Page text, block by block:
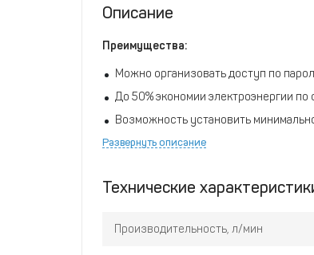
Описание
Преимущества:
Можно организовать доступ по
До 50% экономии электроэнергии
Возможность установить
Встроенная защита от увеличения
Сохраняет историю неполадок для
Встроенный таймер с возможностью
Развернуть описание
Технические
Производительность, л/мин